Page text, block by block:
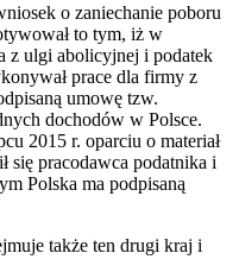
o zaniechanie poboru
to tym, iż w
z ulgi abolicyjnej i podatek
prace dla firmy z
umowę tzw.
dochodów w Polsce.
2015 r. oparciu o materiał
się pracodawca podatnika i
Polska ma podpisaną
także ten drugi kraj i